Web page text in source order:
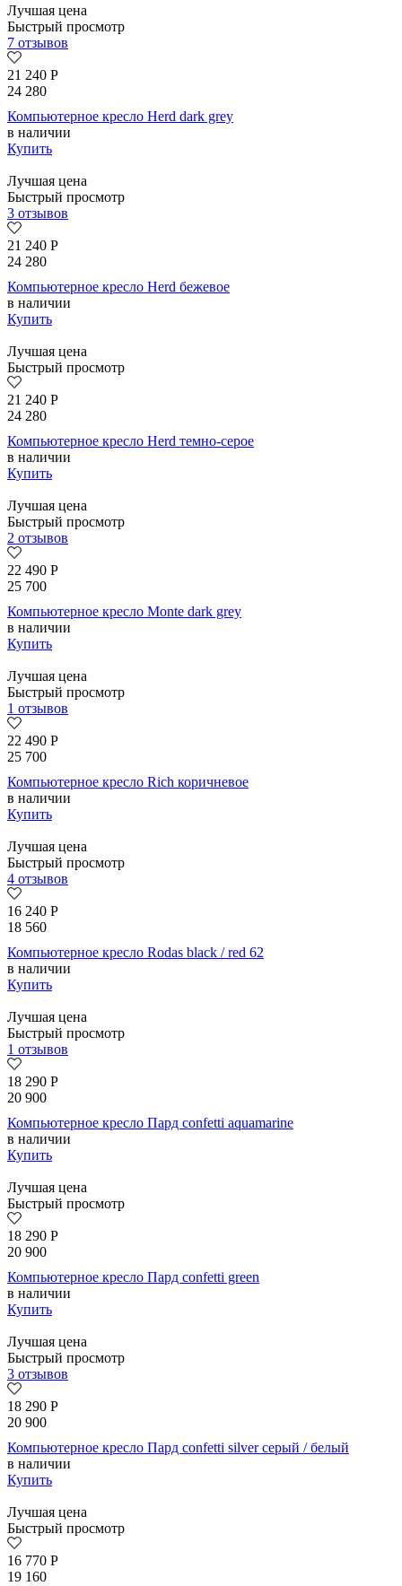
Лучшая цена
Быстрый просмотр
7 отзывов
21 240 Р
24 280
Компьютерное кресло Herd dark grey
в наличии
Купить
Лучшая цена
Быстрый просмотр
3 отзывов
21 240 Р
24 280
Компьютерное кресло Herd бежевое
в наличии
Купить
Лучшая цена
Быстрый просмотр
21 240 Р
24 280
Компьютерное кресло Herd темно-серое
в наличии
Купить
Лучшая цена
Быстрый просмотр
2 отзывов
22 490 Р
25 700
Компьютерное кресло Monte dark grey
в наличии
Купить
Лучшая цена
Быстрый просмотр
1 отзывов
22 490 Р
25 700
Компьютерное кресло Rich коричневое
в наличии
Купить
Лучшая цена
Быстрый просмотр
4 отзывов
16 240 Р
18 560
Компьютерное кресло Rodas black / red 62
в наличии
Купить
Лучшая цена
Быстрый просмотр
1 отзывов
18 290 Р
20 900
Компьютерное кресло Пард confetti aquamarine
в наличии
Купить
Лучшая цена
Быстрый просмотр
18 290 Р
20 900
Компьютерное кресло Пард confetti green
в наличии
Купить
Лучшая цена
Быстрый просмотр
3 отзывов
18 290 Р
20 900
Компьютерное кресло Пард confetti silver серый / белый
в наличии
Купить
Лучшая цена
Быстрый просмотр
16 770 Р
19 160